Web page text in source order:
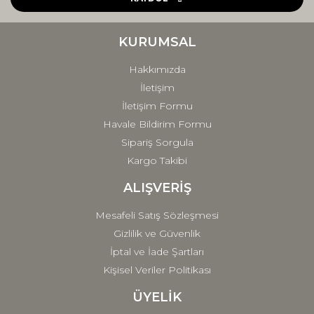
Ürün fiyatı diğer sitelerden daha pahalı.
Gönder
KURUMSAL
Hakkımızda
İletişim
İletişim Formu
Havale Bildirim Formu
Sipariş Sorgula
Kargo Takibi
ALIŞVERİŞ
Mesafeli Satış Sözleşmesi
Gizlilik ve Güvenlik
İptal ve İade Şartları
Kişisel Veriler Politikası
ÜYELİK